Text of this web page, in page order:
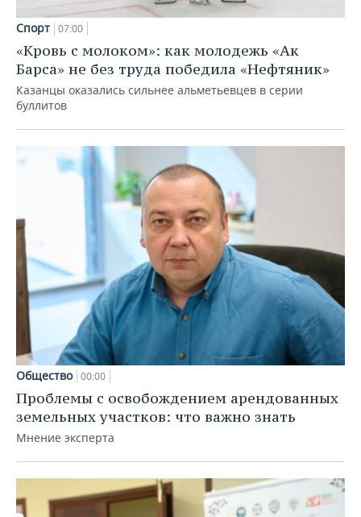
Спорт 07:00
«Кровь с молоком»: как молодежь «Ак
Барса» не без труда победила «Нефтяник»
Казанцы оказались сильнее альметьевцев в серии
буллитов
Общество 00:00
Проблемы с освобождением арендованных
земельных участков: что важно знать
Мнение эксперта